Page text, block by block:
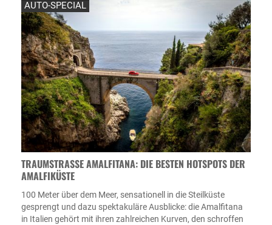
AUTO-SPECIAL
TRAUMSTRASSE AMALFITANA: DIE BESTEN HOTSPOTS DER A
MALFIKÜSTE
100 Meter über dem Meer, sensationell in die Steilküste
gesprengt und dazu spektakuläre Ausblicke: die Amalfitana
in Italien gehört mit ihren zahlreichen Kurven, den schroffen